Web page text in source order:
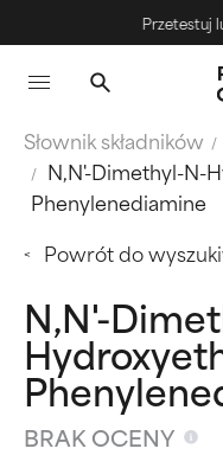
Przetestuj
Słownik składników
N,N'-Dimethyl-N-
Phenylenediamine
Powrót do
N,N'-
BRAK OCENY